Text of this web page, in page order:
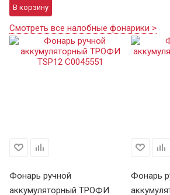
В корзину
Смотреть все налобные фонарики >
Фонарь ручной
аккумуляторный ТРОФИ
Фонарь